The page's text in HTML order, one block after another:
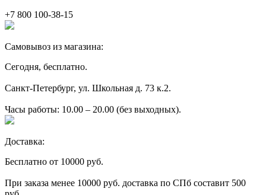
+7 800 100-38-15
Самовывоз из магазина:
Сегодня, бесплатно.
Санкт-Петербург, ул. Школьная д. 73 к.2.
Часы работы: 10.00 – 20.00 (без выходных).
Доставка:
Бесплатно от 10000 руб.
При заказа менее 10000 руб. доставка по СПб составит 500